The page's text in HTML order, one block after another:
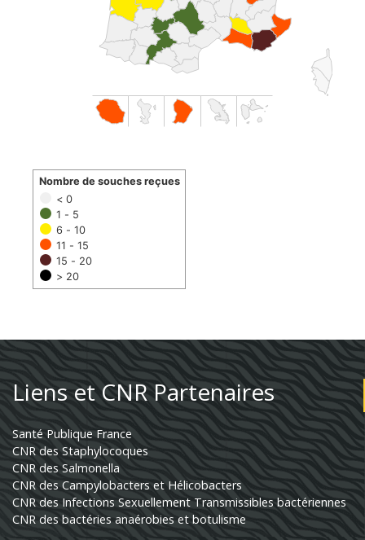
< 0
1 - 5
6 - 10
11 - 15
15 - 20
> 20
Nombre de souches reçues
Liens et CNR Partenaires
Santé Publique France
CNR des Staphylocoques
CNR des Salmonella
CNR des Campylobacters et Hélicobacters
CNR des Infections Sexuellement Transmissibles bactériennes
CNR des bactéries anaérobies et botulisme